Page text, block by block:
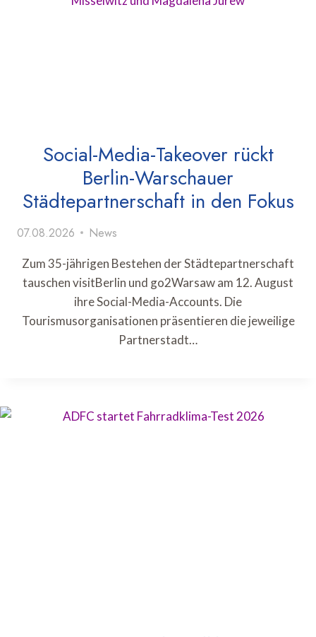
Social-Media-Takeover rückt
Berlin-Warschauer
Städtepartnerschaft in den Fokus
07.08.2026 News
Zum 35-jährigen Bestehen der Städtepartnerschaft
tauschen visitBerlin und go2Warsaw am 12. August
ihre Social-Media-Accounts. Die
Tourismusorganisationen präsentieren die jeweilige
Partnerstadt…